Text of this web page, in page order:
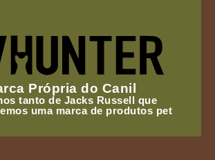
Própria do Canil
tanto de Jacks Russell que
uma marca de produtos pet